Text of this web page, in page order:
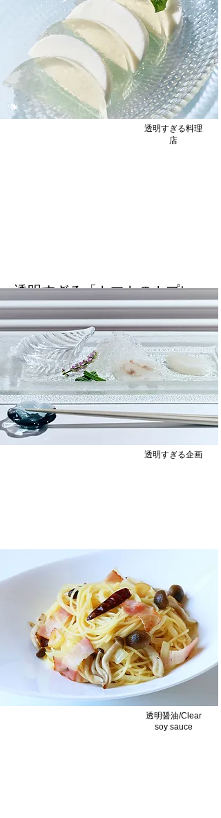
ゆっくり時間をかけて干し貝柱の透明なエキ
スを抽出。ホタテとエディブルフラワーを干
し貝柱の旨味にとじこめたクリアキューブで
透明すぎる料理
店
透明すぎる「トマトのカプレー
ゼ」
フレッシュトマトを長時間ゆっくり漉すこと
で、トマトの爽やかな香りと旨味を引き出し
た、贅沢なトマトとモッツァレラチーズのカ
プレーゼ
透明すぎる企画
透明すぎる 刺身の盛り合わせ
白身魚の刺身が映える、透明の一皿
透明醤油/Clear
soy sauce